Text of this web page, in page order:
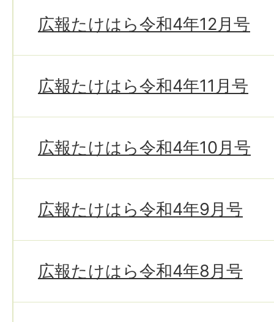
広報たけはら令和4年12月号
広報たけはら令和4年11月号
広報たけはら令和4年10月号
広報たけはら令和4年9月号
広報たけはら令和4年8月号